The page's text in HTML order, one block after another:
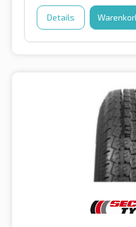
Details